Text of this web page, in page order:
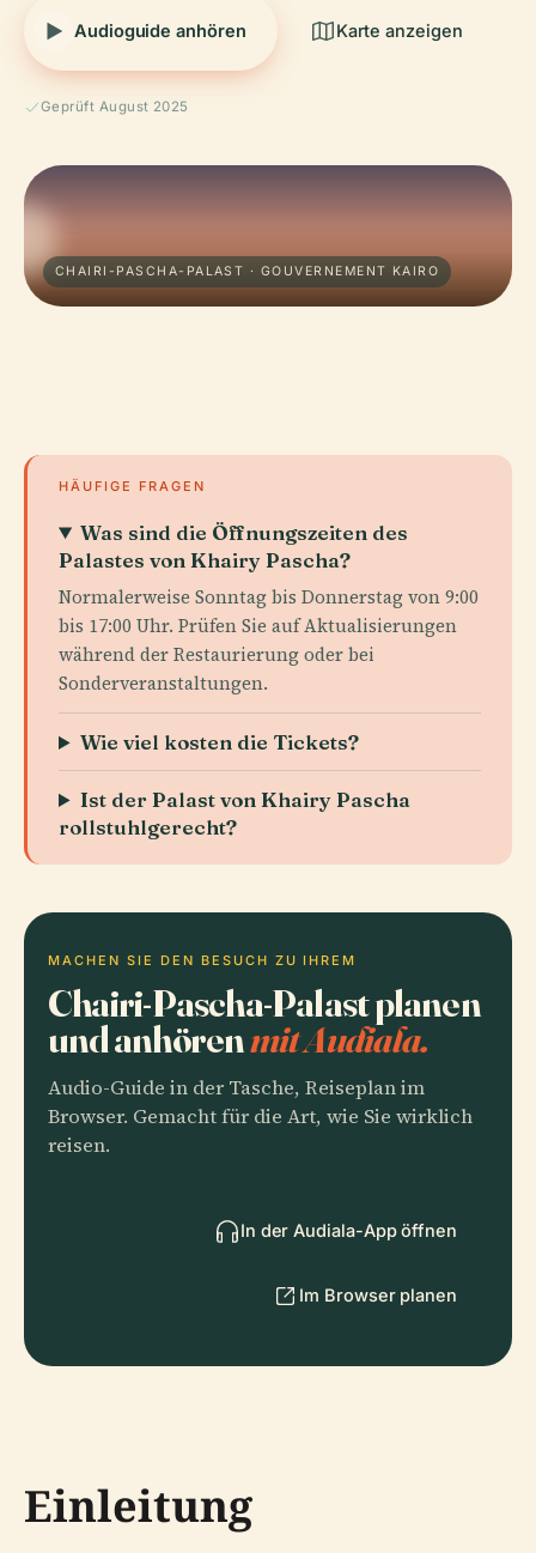
Audioguide anhören Karte anzeigen
Geprüft August 2025
CHAIRI-PASCHA-PALAST · GOUVERNEMENT KAIRO
HÄUFIGE FRAGEN
Was sind die Öffnungszeiten des
Palastes von Khairy Pascha?
Normalerweise Sonntag bis Donnerstag von 9:00
bis 17:00 Uhr. Prüfen Sie auf Aktualisierungen
während der Restaurierung oder bei
Sonderveranstaltungen.
Wie viel kosten die Tickets?
Ist der Palast von Khairy Pascha
rollstuhlgerecht?
MACHEN SIE DEN BESUCH ZU IHREM
Chairi-Pascha-Palast planen
und anhörenmit Audiala.
Audio-Guide in der Tasche, Reiseplan im
Browser. Gemacht für die Art, wie Sie wirklich
reisen.
In der Audiala-App öffnen
Im Browser planen
Einleitung